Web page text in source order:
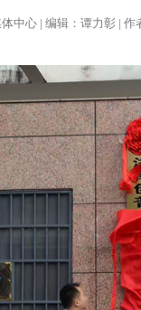
中心 | 编辑：谭力彰 |